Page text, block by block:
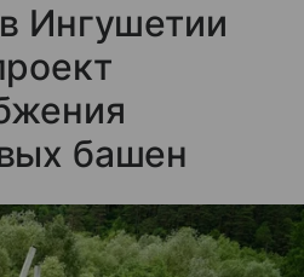
Ингушетии
башен